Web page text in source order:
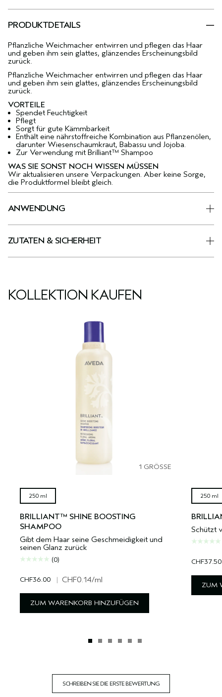
PRODUKTDETAILS
Pflanzliche Weichmacher entwirren und pflegen das Haar
und geben ihm sein glattes, glänzendes Erscheinungsbild
zurück.
Pflanzliche Weichmacher entwirren und pflegen das Haar
und geben ihm sein glattes, glänzendes Erscheinungsbild
zurück.
VORTEILE
Spendet Feuchtigkeit
Pflegt
Sorgt für gute Kämmbarkeit
Enthält eine nährstoffreiche Kombination aus Pflanzenölen,
darunter Wiesenschaumkraut, Babassu und Jojoba.
Zur Verwendung mit Brilliant™ Shampoo
WAS SIE SONST NOCH WISSEN MÜSSEN
Wir aktualisieren unsere Verpackungen. Aber keine Sorge,
die Produktformel bleibt gleich.
ANWENDUNG
ZUTATEN & SICHERHEIT
KOLLEKTION KAUFEN
1 GRÖSSE
250 ml
BRILLIANT™ SHINE BOOSTING
SHAMPOO
Gibt dem Haar seine Geschmeidigkeit und
seinen Glanz zurück
(0)
CHF36.00 | CHF0.14/ml
ZUM WARENKORB HINZUFÜGEN
250 ml
Schützt
CHF37.50
ZUM
SCHREIBEN SIE DIE ERSTE BEWERTUNG